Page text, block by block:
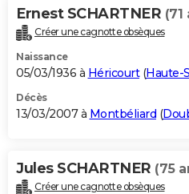
Ernest SCHARTNER (71
Créer une cagnotte obsèques
Naissance
05/03/1936 à Héricourt(Haute-
Décès
13/03/2007 à Montbéliard (
Jules SCHARTNER (75
Créer une cagnotte obsèques